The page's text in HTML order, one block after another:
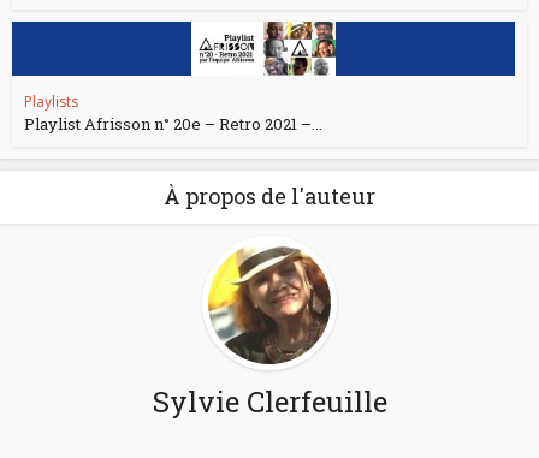
Playlists
Playlist Afrisson n° 20e – Retro 2021 –...
À propos de l'auteur
Sylvie Clerfeuille